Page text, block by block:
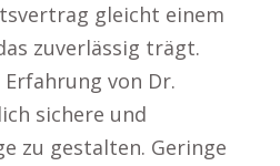
gleicht einem
zuverlässig trägt.
von Dr.
sichere und
zu gestalten. Geringe